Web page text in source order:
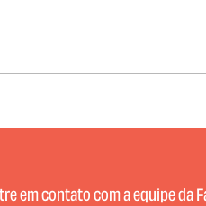
em contato com a equipe da